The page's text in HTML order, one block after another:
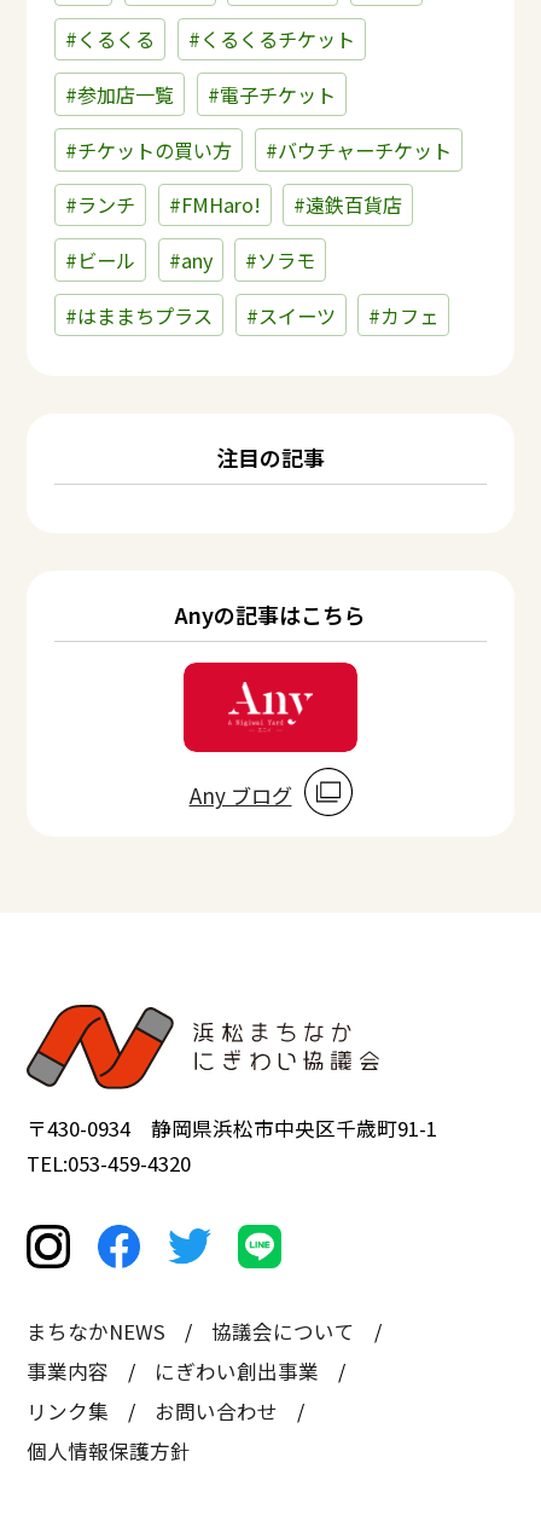
#くるくる
#くるくるチケット
#参加店一覧
#電子チケット
#チケットの買い方
#バウチャーチケット
#ランチ
#FMHaro!
#遠鉄百貨店
#ビール
#any
#ソラモ
#はままちプラス
#スイーツ #カフェ
注目の記事
Anyの記事はこちら
Any ブログ
〒430-0934 静岡県浜松市中央区千歳町91-1
TEL:053-459-4320
まちなかNEWS
協議会について
事業内容
にぎわい創出事業
リンク集
お問い合わせ
個人情報保護方針